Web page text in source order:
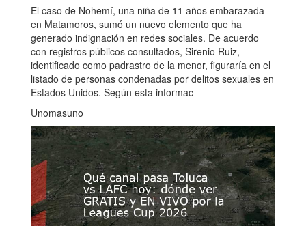
El caso de Nohemí, una niña de 11 años embarazada
en Matamoros, sumó un nuevo elemento que ha
generado indignación en redes sociales. De acuerdo
con registros públicos consultados, Sirenio Ruiz,
identificado como padrastro de la menor, figuraría en el
listado de personas condenadas por delitos sexuales en
Estados Unidos. Según esta informac
Unomasuno